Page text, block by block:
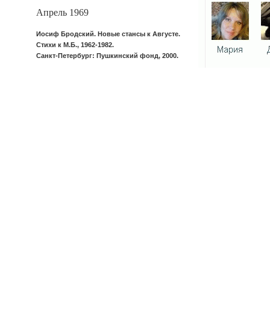
Апрель 1969
Иосиф Бродский. Новые стансы к Августе.
Стихи к М.Б., 1962-1982.
Санкт-Петербург: Пушкинский фонд, 2000.